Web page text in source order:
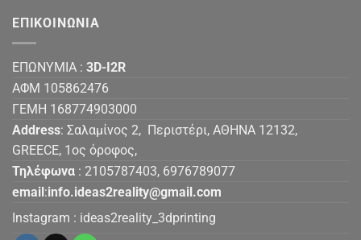
ΕΠΙΚΟΙΝΩΝΙΑ
ΕΠΩΝΥΜΙΑ : 3D-I2R
ΑΦΜ 105862476
ΓΕΜΗ 168774903000
Address: Σαλαμίνος 2, Περιστέρι, ΑΘΗΝΑ 12132,
GREECE, 1ος όροφος,
Τηλέφωνα : 2105787403, 6976789077
email:info.ideas2reality@gmail.com
Instagram : ideas2reality_3dprinting